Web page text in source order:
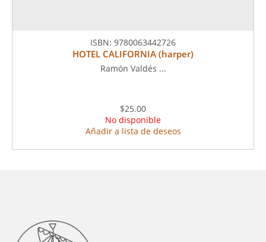
ISBN: 9780063442726
HOTEL CALIFORNIA (harper)
Ramón Valdés ...
$25.00
No disponible
Añadir a lista de deseos